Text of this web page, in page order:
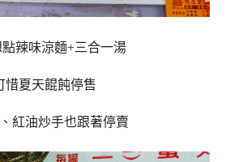
辣味涼麵+三合一湯
惜夏天餛飩停售
紅油炒手也跟著停賣